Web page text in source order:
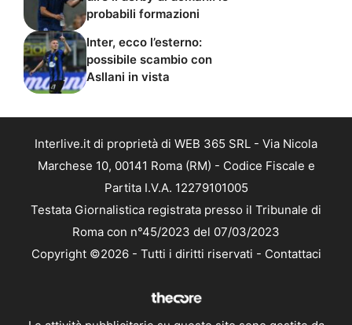
probabili formazioni
Inter, ecco l’esterno:
possibile scambio con
Asllani in vista
Interlive.it di proprietà di WEB 365 SRL - Via Nicola
Marchese 10, 00141 Roma (RM) - Codice Fiscale e
Partita I.V.A. 12279101005
Testata Giornalistica registrata presso il Tribunale di
Roma con n°45/2023 del 07/03/2023
Copyright ©2026 - Tutti i diritti riservati - Contattaci